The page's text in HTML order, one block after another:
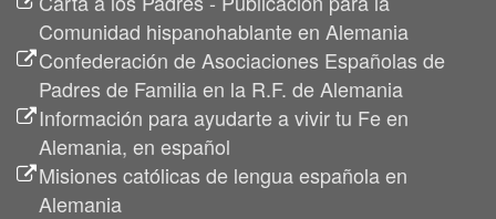
Comunidad hispanohablante en Alemania
Confederación de Asociaciones Españolas de
Padres de Familia en la R.F. de Alemania
Información para ayudarte a vivir tu Fe en
Alemania, en español
Misiones católicas de lengua española en
Alemania